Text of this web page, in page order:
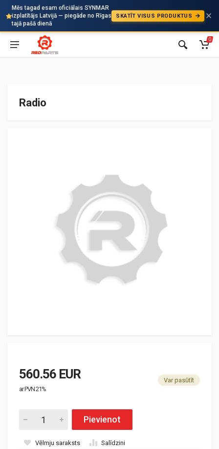
Mēs tagad esam oficiālais SYNMAR
izplatītājs Latvijā — piegāde no Rīgas
tajā pašā dienā
SKATĪT VISUS PRODUKTUS
Auto
0
Radio
560.56 EUR
ar PVN 21%
Var pasūtīt
Pievienot
Vēlmju saraksts Salīdzini